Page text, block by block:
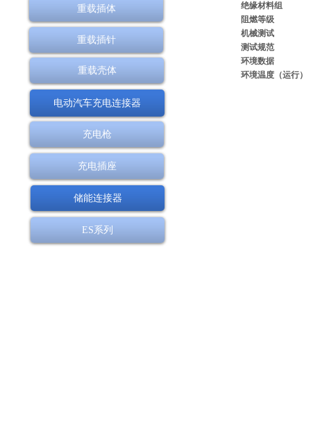
绝缘材料组
阻燃等级
机械测试
测试规范
环境数据
环境温度（运行）
重载插体
重载插针
重载壳体
电动汽车充电连接器
充电枪
充电插座
储能连接器
ES系列